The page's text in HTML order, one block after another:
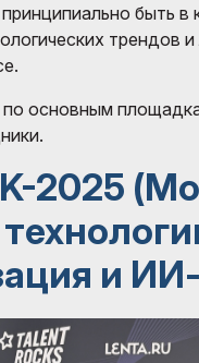
быть в
трендов
основным
2025
и